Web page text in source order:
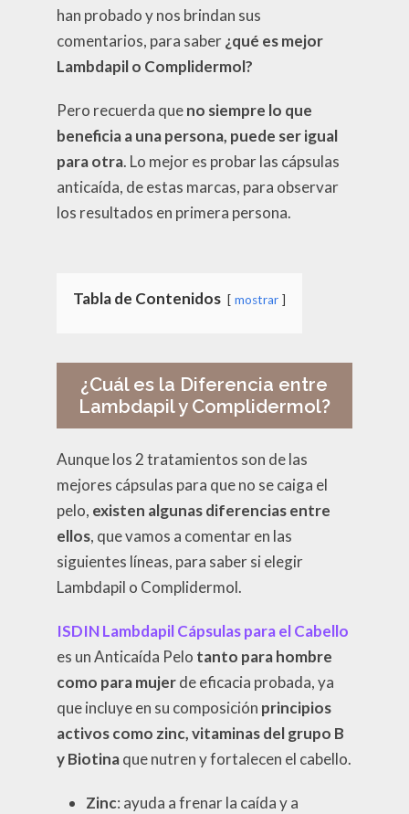
han probado y nos brindan sus
comentarios, para saber¿qué es mejor
Lambdapil o Complidermol?
Pero recuerda queno siempre lo que
beneficia a una persona, puede ser igual
para otra. Lo mejor es probar las cápsulas
anticaída, de estas marcas, para observar
los resultados en primera persona.
Tabla de Contenidos mostrar
¿Cuál es la Diferencia entre
Lambdapil y Complidermol?
Aunque los 2 tratamientos son de las
mejores cápsulas para que no se caiga el
pelo, existen algunas diferencias entre
ellos, que vamos a comentar en las
siguientes líneas, para saber si elegir
Lambdapil o Complidermol.
ISDIN Lambdapil Cápsulas para el Cabello
es un Anticaída Pelo tanto para hombre
como para mujerde eficacia probada, ya
que incluye en su composición principios
activos como zinc, vitaminas del grupo B
y Biotinaque nutren y fortalecen el cabello.
Zinc: ayuda a frenar la caída y a